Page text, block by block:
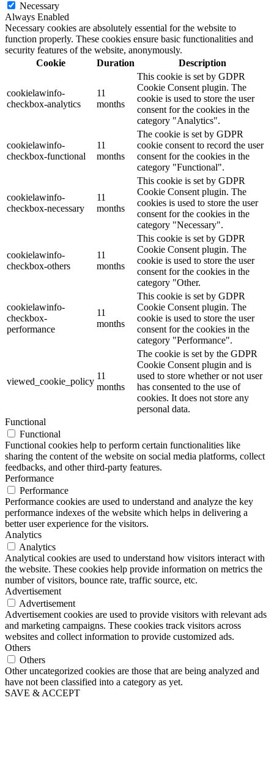
Necessary
Always Enabled
Necessary cookies are absolutely essential for the website to
function properly. These cookies ensure basic functionalities and
security features of the website, anonymously.
Cookie
Duration Description
cookielawinfo-
checkbox-analytics
11
months
This cookie is set by GDPR
Cookie Consent plugin. The
cookie is used to store the user
consent for the cookies in the
category "Analytics".
cookielawinfo-
checkbox-functional
11
months
The cookie is set by GDPR
cookie consent to record the user
consent for the cookies in the
category "Functional".
cookielawinfo-
checkbox-necessary
11
months
This cookie is set by GDPR
Cookie Consent plugin. The
cookies is used to store the user
consent for the cookies in the
category "Necessary".
cookielawinfo-
checkbox-others
11
months
This cookie is set by GDPR
Cookie Consent plugin. The
cookie is used to store the user
consent for the cookies in the
category "Other.
cookielawinfo-
checkbox-
performance
11
months
This cookie is set by GDPR
Cookie Consent plugin. The
cookie is used to store the user
consent for the cookies in the
category "Performance".
viewed_cookie_policy
11
months
The cookie is set by the GDPR
Cookie Consent plugin and is
used to store whether or not user
has consented to the use of
cookies. It does not store any
personal data.
Functional
Functional
Functional cookies help to perform certain functionalities like
sharing the content of the website on social media platforms, collect
feedbacks, and other third-party features.
Performance
Performance
Performance cookies are used to understand and analyze the key
performance indexes of the website which helps in delivering a
better user experience for the visitors.
Analytics
Analytics
Analytical cookies are used to understand how visitors interact with
the website. These cookies help provide information on metrics the
number of visitors, bounce rate, traffic source, etc.
Advertisement
Advertisement
Advertisement cookies are used to provide visitors with relevant ads
and marketing campaigns. These cookies track visitors across
websites and collect information to provide customized ads.
Others
Others
Other uncategorized cookies are those that are being analyzed and
have not been classified into a category as yet.
SAVE & ACCEPT